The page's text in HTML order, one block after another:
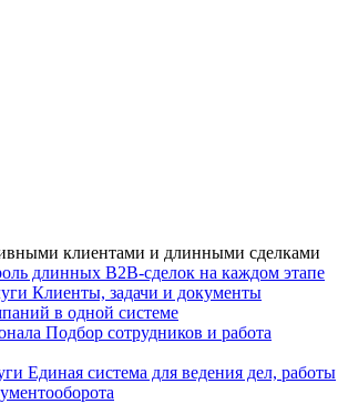
клиентами и длинными сделками
длинных B2B-сделок на каждом этапе
Клиенты, задачи и документы
в одной системе
Подбор сотрудников и работа
Единая система для ведения дел, работы